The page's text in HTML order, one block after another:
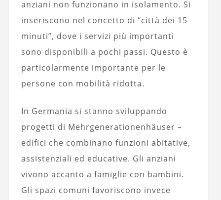
anziani non funzionano in isolamento. Si
inseriscono nel concetto di “città dei 15
minuti”, dove i servizi più importanti
sono disponibili a pochi passi. Questo è
particolarmente importante per le
persone con mobilità ridotta.
In Germania si stanno sviluppando
progetti di Mehrgenerationenhäuser –
edifici che combinano funzioni abitative,
assistenziali ed educative. Gli anziani
vivono accanto a famiglie con bambini.
Gli spazi comuni favoriscono invece